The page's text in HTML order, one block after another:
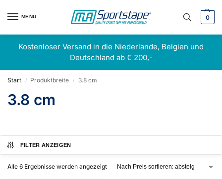
MENU 0
Kostenloser Versand in die Niederlande, Belgien und
Deutschland ab € 200,-
Start / Produktbreite / 3.8 cm
3.8 cm
FILTER ANZEIGEN
Alle 6 Ergebnisse werden angezeigt